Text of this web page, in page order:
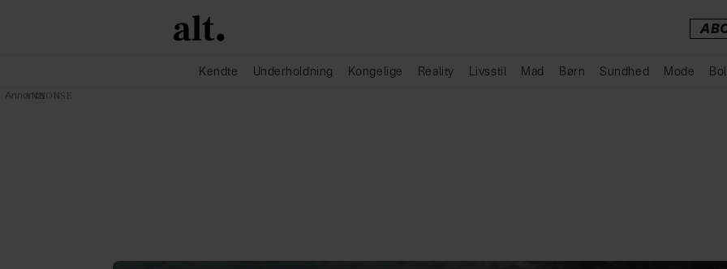
Kendte Underholdning Kongelige Reality Livsstil Mad Børn Sundhed Mode
Annonce